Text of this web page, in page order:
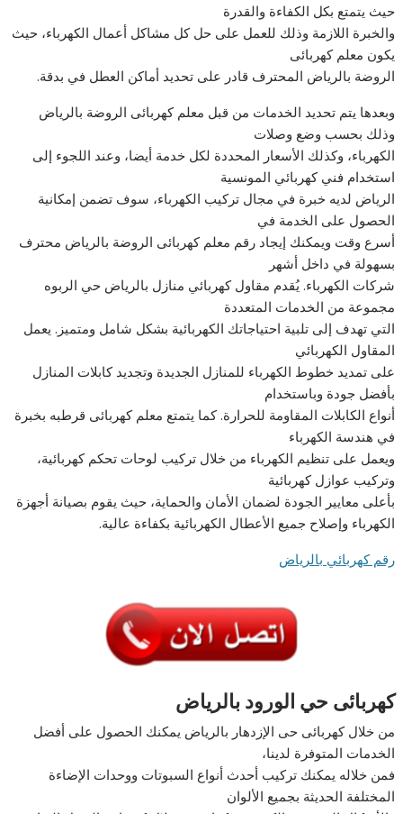
حيث يتمتع بكل الكفاءة والقدرة
والخبرة اللازمة وذلك للعمل على حل كل مشاكل أعمال الكهرباء، حيث
يكون معلم كهربائى
الروضة بالرياض المحترف قادر على تحديد أماكن العطل في بدقة.
وبعدها يتم تحديد الخدمات من قبل معلم كهربائى الروضة بالرياض
وذلك بحسب وضع وصلات
الكهرباء، وكذلك الأسعار المحددة لكل خدمة أيضا، وعند اللجوء إلى
استخدام فني كهربائي المونسية
الرياض لديه خبرة في مجال تركيب الكهرباء، سوف تضمن إمكانية
الحصول على الخدمة في
أسرع وقت ويمكنك إيجاد رقم معلم كهربائى الروضة بالرياض محترف
بسهولة في داخل أشهر
شركات الكهرباء. يُقدم مقاول كهربائي منازل بالرياض حي الربوه
مجموعة من الخدمات المتعددة
التي تهدف إلى تلبية احتياجاتك الكهربائية بشكل شامل ومتميز. يعمل
المقاول الكهربائي
على تمديد خطوط الكهرباء للمنازل الجديدة وتجديد كابلات المنازل
بأفضل جودة وباستخدام
أنواع الكابلات المقاومة للحرارة. كما يتمتع معلم كهربائى قرطبه بخبرة
في هندسة الكهرباء
ويعمل على تنظيم الكهرباء من خلال تركيب لوحات تحكم كهربائية،
وتركيب عوازل كهربائية
بأعلى معايير الجودة لضمان الأمان والحماية، حيث يقوم بصيانة أجهزة
الكهرباء وإصلاح جميع الأعطال الكهربائية بكفاءة عالية.
رقم كهربائي بالرياض
كهربائى حي الورود بالرياض
من خلال كهربائى حى الإزدهار بالرياض يمكنك الحصول على أفضل
الخدمات المتوفرة لدينا،
فمن خلاله يمكنك تركيب أحدث أنواع السبوتات ووحدات الإضاءة
المختلفة الحديثة بجميع الألوان